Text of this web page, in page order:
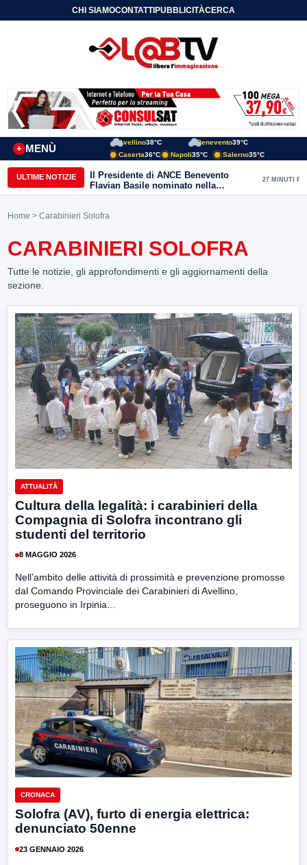
CHI SIAMOCONTATTIPUBBLICITÀCERCA
MENÙ
+
Avellino38°C Benevento39°C
Caserta36°C Napoli35°C Salerno35°C
ULTIME NOTIZIE
Il Presidente di ANCE Benevento
Flavian Basile nominato nella
Commissione Tecnica
Confindustria Nazionale
27 MINUTI FA
Home > Carabinieri Solofra
CARABINIERI SOLOFRA
Tutte le notizie, gli approfondimenti e gli aggiornamenti della
sezione.
ATTUALITÀ
Cultura della legalità: i carabinieri della
Compagnia di Solofra incontrano gli
studenti del territorio
8 MAGGIO 2026
Nell’ambito delle attività di prossimità e prevenzione promosse
dal Comando Provinciale dei Carabinieri di Avellino,
proseguono in Irpinia...
CRONACA
Solofra (AV), furto di energia elettrica:
denunciato 50enne
23 GENNAIO 2026